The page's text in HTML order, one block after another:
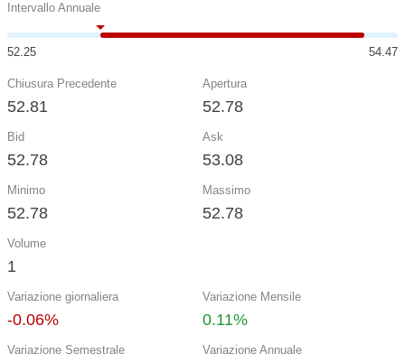
Intervallo Annuale
52.25 54.47
Chiusura Precedente
52.81
Apertura
52.78
Bid
52.78
Ask
53.08
Minimo
52.78
Massimo
52.78
Volume
1
Variazione giornaliera
-0.06%
Variazione Mensile
0.11%
Variazione Semestrale Variazione Annuale